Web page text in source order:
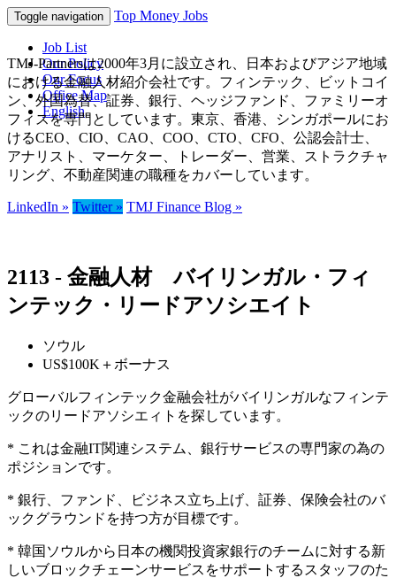
Toggle navigation Top Money Jobs
Job List
Our Policy
Our Focus
Office Map
English
TMJ-Partnersは2000年3月に設立され、日本およびアジア地域
における金融人材紹介会社です。フィンテック、ビットコイ
ン、外国為替、証券、銀行、ヘッジファンド、ファミリーオ
フィスを専門としています。東京、香港、シンガポールにお
けるCEO、CIO、CAO、COO、CTO、CFO、公認会計士、
アナリスト、マーケター、トレーダー、営業、ストラクチャ
リング、不動産関連の職種をカバーしています。
LinkedIn » Twitter » TMJ Finance Blog »
2113 - 金融人材 バイリンガル・フィ
ンテック・リードアソシエイト
ソウル
US$100K＋ボーナス
グローバルフィンテック金融会社がバイリンガルなフィンテ
ックのリードアソシエィトを探しています。
* これは金融IT関連システム、銀行サービスの専門家の為の
ポジションです。
* 銀行、ファンド、ビジネス立ち上げ、証券、保険会社のバ
ックグラウンドを持つ方が目標です。
* 韓国ソウルから日本の機関投資家銀行のチームに対する新
しいブロックチェーンサービスをサポートするスタッフのた